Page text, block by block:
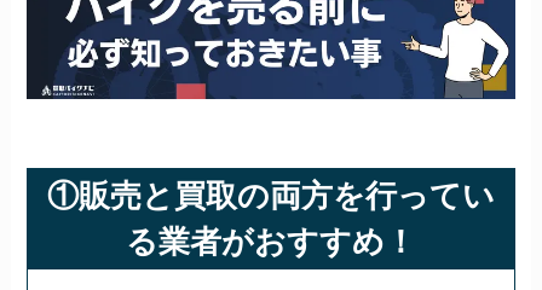
①販売と買取の両方を行ってい
る業者がおすすめ！